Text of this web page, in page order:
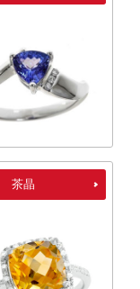
茶晶